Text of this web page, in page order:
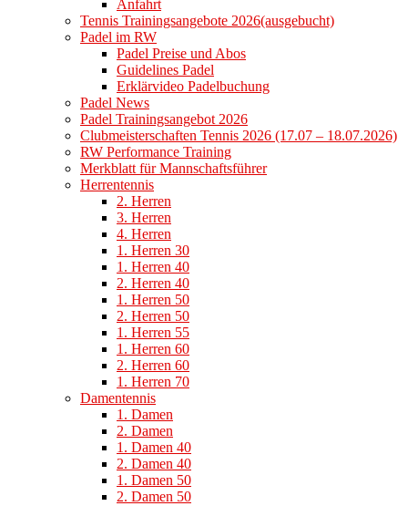
Anfahrt
Tennis Trainingsangebote 2026(ausgebucht)
Padel im RW
Padel Preise und Abos
Guidelines Padel
Erklärvideo Padelbuchung
Padel News
Padel Trainingsangebot 2026
Clubmeisterschaften Tennis 2026 (17.07 – 18.07.2026)
RW Performance Training
Merkblatt für Mannschaftsführer
Herrentennis
2. Herren
3. Herren
4. Herren
1. Herren 30
1. Herren 40
2. Herren 40
1. Herren 50
2. Herren 50
1. Herren 55
1. Herren 60
2. Herren 60
1. Herren 70
Damentennis
1. Damen
2. Damen
1. Damen 40
2. Damen 40
1. Damen 50
2. Damen 50